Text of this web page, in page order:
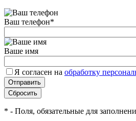
Ваш телефон*
Ваше имя
Я согласен на обработку
* - Поля, обязательные для